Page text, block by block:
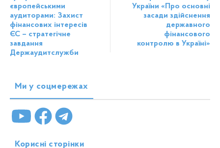
європейськими
аудиторами: Захист
фінансових інтересів
ЄС – стратегічне
завдання
Держаудитслужби
України «Про основні
засади здійснення
державного
фінансового
контролю в Україні»
Ми у соцмережах
Корисні сторінки